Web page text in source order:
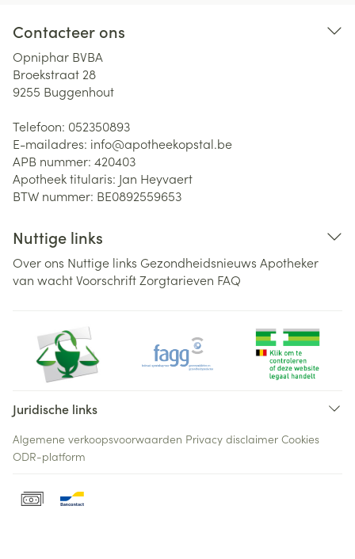
Contacteer ons
Opniphar BVBA
Broekstraat 28
9255 Buggenhout
Telefoon: 052350893
E-mailadres: info@apotheekopstal.be
APB nummer: 420403
Apotheek titularis: Jan Heyvaert
BTW nummer: BE0892559653
Nuttige links
Over ons Nuttige links Gezondheidsnieuws Apotheker
van wachtVoorschriftZorgtarieven FAQ
Juridische links
Algemene verkoopsvoorwaarden Privacy disclaimer Cookies
ODR-platform